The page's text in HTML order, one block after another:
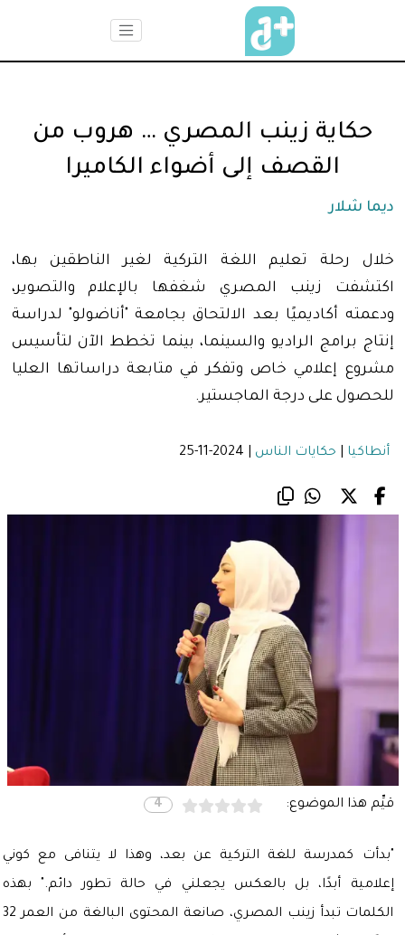
حكاية زينب المصري … هروب من
القصف إلى أضواء الكاميرا
ديما شلار
خلال رحلة تعليم اللغة التركية لغير الناطقين بها،
اكتشفت زينب المصري شغفها بالإعلام والتصوير،
ودعمته أكاديميًا بعد الالتحاق بجامعة "أناضولو" لدراسة
إنتاج برامج الراديو والسينما، بينما تخطط الآن لتأسيس
مشروع إعلامي خاص وتفكر في متابعة دراساتها العليا
للحصول على درجة الماجستير.
أنطاكيا| حكايات الناس|
2024-11-25
قيِّم هذا الموضوع: 4
"بدأت كمدرسة للغة التركية عن بعد، وهذا لا يتنافى مع كوني
إعلامية أبدًا، بل بالعكس يجعلني في حالة تطور دائم." بهذه
الكلمات تبدأ زينب المصري، صانعة المحتوى البالغة من العمر 32